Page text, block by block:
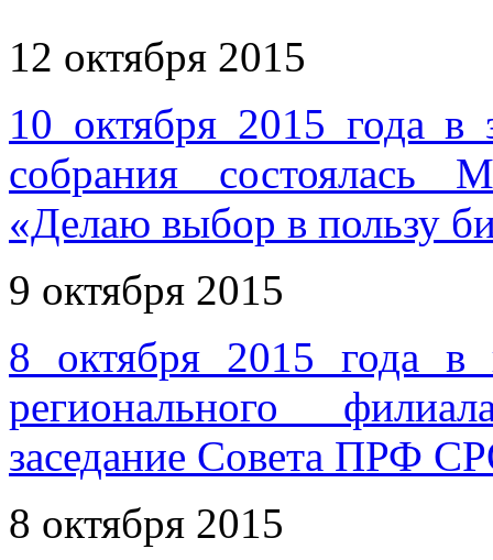
12 октября 2015
10 октября 2015 года в
собрания состоялась
«Делаю выбор в пользу
9 октября 2015
8 октября 2015 года
регионального
заседание Совета ПРФ
8 октября 2015